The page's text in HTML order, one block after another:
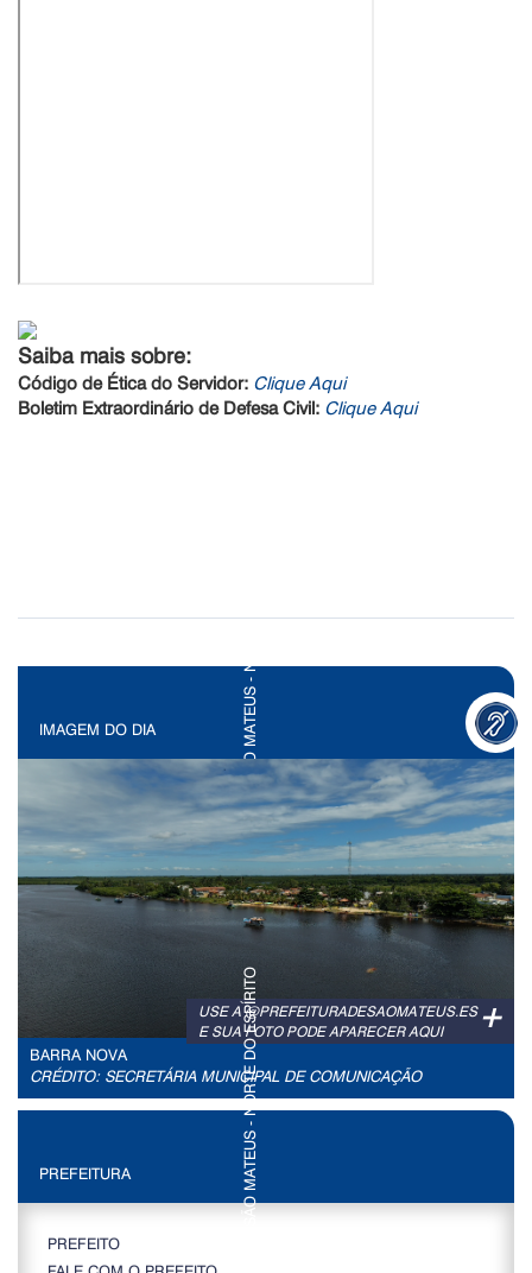
Saiba mais sobre:
Código de Ética do Servidor: Clique Aqui
Boletim Extraordinário de Defesa Civil: Clique Aqui
IMAGEM DO DIA
+
USE A @PREFEITURADESAOMATEUS.ES
E SUA FOTO PODE APARECER AQUI
BARRA NOVA
CRÉDITO: SECRETÁRIA MUNICIPAL DE COMUNICAÇÃO
PREFEITURA
PREFEITO